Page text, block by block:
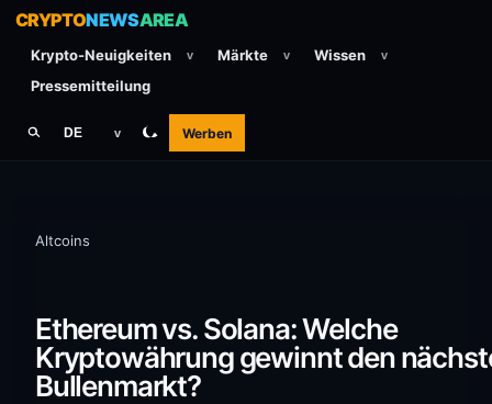
CRYPTONEWSAREA
Krypto-Neuigkeiten v Märkte v Wissen v
Pressemitteilung
DE v Werben
Altcoins
Ethereum vs. Solana: Welche
Kryptowährung gewinnt den
Bullenmarkt?